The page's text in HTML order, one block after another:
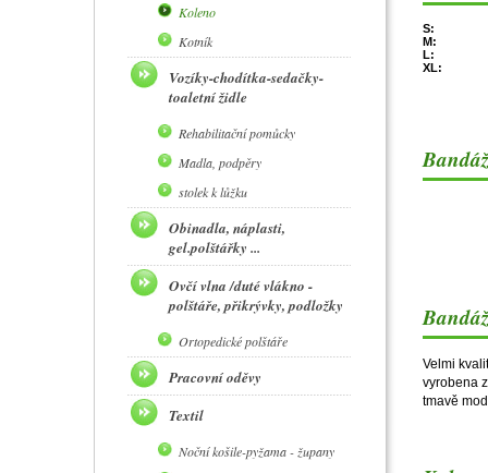
S:
M:
L:
XL:
Velmi
vyrobena
tmavě
Koleno
Kotník
Vozíky-chodítka-sedačky-
toaletní židle
Rehabilitační pomůcky
Madla, podpěry
stolek k lůžku
Obinadla, náplasti,
gel.polštářky ...
Ovčí vlna /duté vlákno -
polštáře, přikrývky, podložky
Ortopedické polštáře
Pracovní oděvy
Textil
Noční košile-pyžama - župany